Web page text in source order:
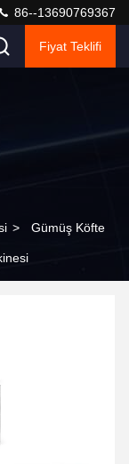
86--13690769367
Fiyat Teklifi
> Gümüş Köfte